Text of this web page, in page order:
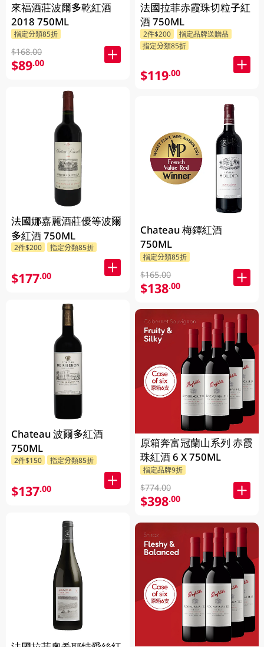
來福酒莊波爾多乾紅酒
2018 750ML
指定分類85折
$168.00
$89.00
法國娜嘉麗酒莊優等波爾
多紅酒 750ML
2件$200 指定分類85折
$177.00
Chateau 波爾多紅酒
750ML
2件$150 指定分類85折
$137.00
法國拉菲赤霞珠切粒子紅
酒 750ML
2件$200
指定品牌送贈品
指定分類85折
$119.00
Chateau 梅鐸紅酒
750ML
指定分類85折
$165.00
$138.00
原箱奔富冠蘭山系列 赤霞
珠紅酒 6 X 750ML
指定品牌9折
$774.00
$398.00